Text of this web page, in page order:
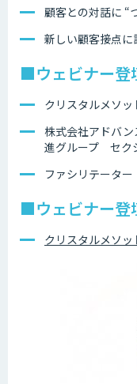
顧客との対話に “
新しい顧客接点に
■ウェビナー登
クリスタルメ
株式会社アドバ
進グループ セク
ファシリテータ
■ウェビナー登
クリスタルメ